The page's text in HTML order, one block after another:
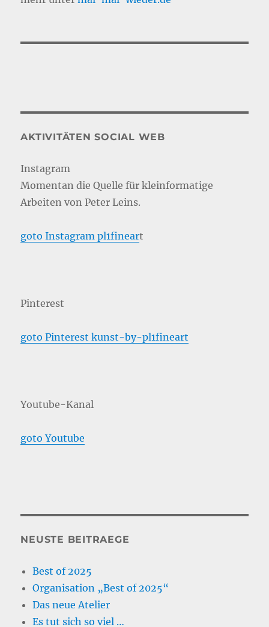
AKTIVITÄTEN SOCIAL WEB
Instagram
Momentan die Quelle für kleinformatige
Arbeiten von Peter Leins.
goto Instagram pl1fineart
Pinterest
goto Pinterest kunst-by-pl1fineart
Youtube-Kanal
goto Youtube
NEUSTE BEITRAEGE
Best of 2025
Organisation „Best of 2025“
Das neue Atelier
Es tut sich so viel …